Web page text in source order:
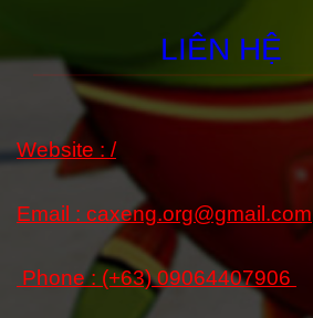
LIÊN HỆ
Website : /
Email : caxeng.org@gmail.com
Phone : (+63) 09064407906